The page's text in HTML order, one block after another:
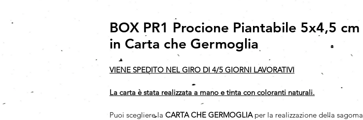
BOX PR1 Procione Piantabile 5x4,5 cm
in Carta che Germoglia
VIENE SPEDITO NEL GIRO DI 4/5 GIORNI LAVORATIVI
La carta è stata realizzata a mano e tinta con coloranti naturali.
Puoi scegliere la CARTA CHE GERMOGLIAper la realizzazione della sagoma